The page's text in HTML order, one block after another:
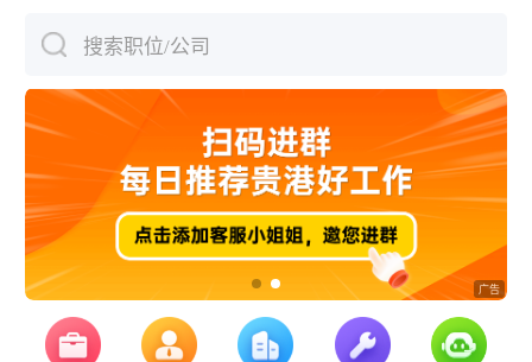
搜索职位/公司